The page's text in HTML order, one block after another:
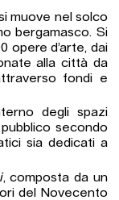
muove nel solco
bergamasco. Si
opere d’arte, dai
alla città da
fondi e
degli spazi
secondo
sia dedicati a
, composta da un
del Novecento